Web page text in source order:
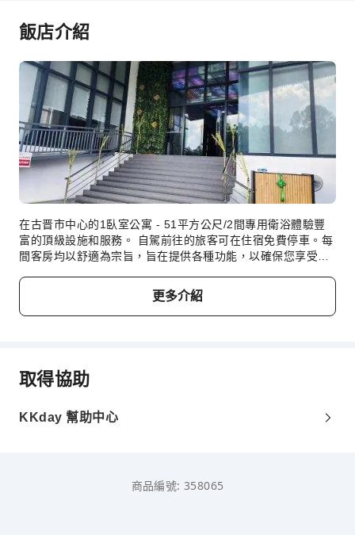
費用標準將視不同房型、入住人數及住宿方案而異，且部分費
用須於現場支付，詳情請参閱各房型與方案說明。
飯店介紹
在古晋市中心的1臥室公寓 - 51平方公尺/2間專用衛浴體驗豐
富的頂級設施和服務。 自駕前往的旅客可在住宿免費停車。每
間客房均以舒適為宗旨，旨在提供各種功能，以確保您享受寧
務，為客人打造便利且令人滿意的服務。 許多房型都提供房內
影音串流服務、每日報紙或電視，以供客人娛樂及享受。 古晋
市中心的1臥室公寓 - 51平方公尺/2間專用衛浴特定房型的浴
加。 您可以在住宿的泳池畔放鬆身心，享受悠閒時光。 對於
那些不想中斷日常運動習慣的人來說，住宿的健身中心可讓您
更多介紹
取得協助
KKday 幫助中心
商品編號: 358065